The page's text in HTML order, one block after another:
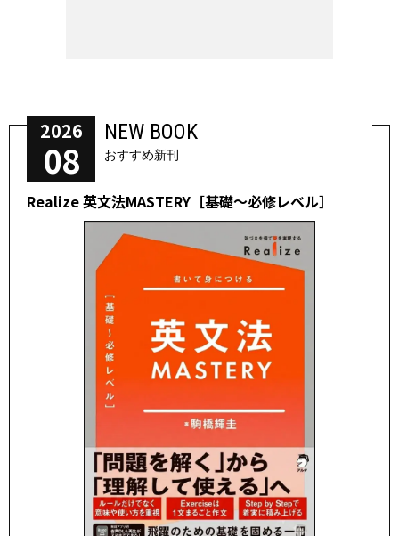
2026
08
NEW BOOK
おすすめ新刊
Realize 英文法MASTERY［基礎～必修レベル］